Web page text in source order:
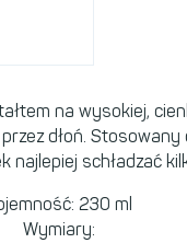
na wysokiej,
dłoń.
najlepiej schładzać
230 ml
Wymiary: